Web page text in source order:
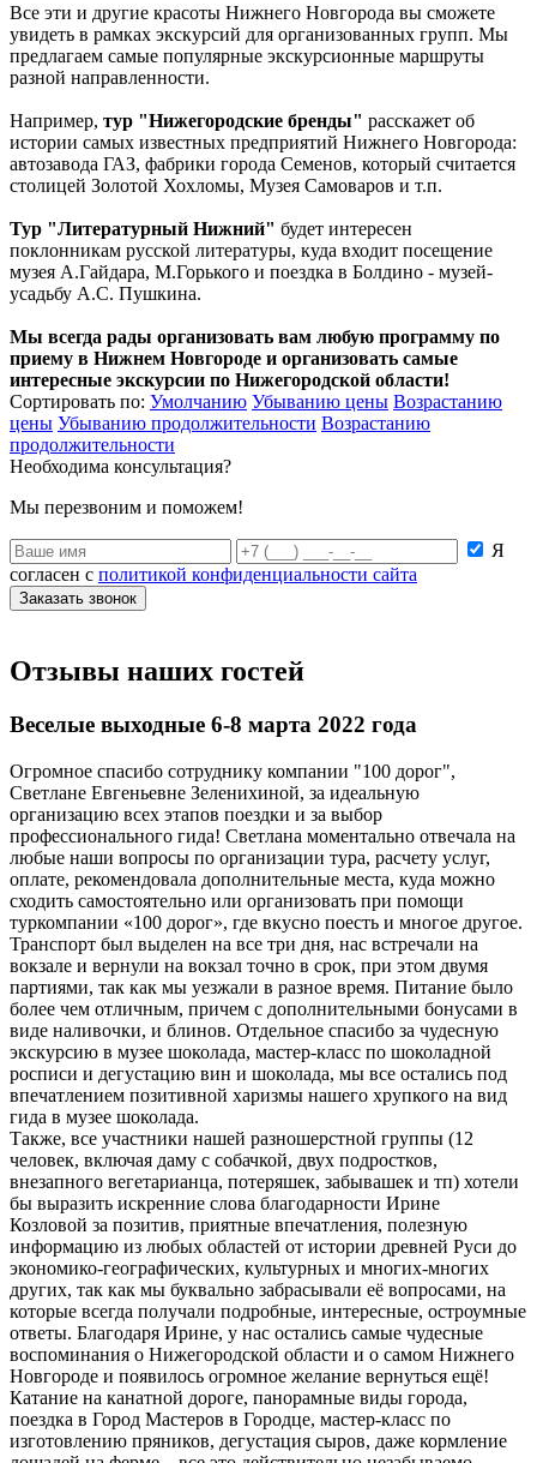
Все эти и другие красоты Нижнего Новгорода вы сможете
увидеть в рамках экскурсий для организованных групп. Мы
предлагаем самые популярные экскурсионные маршруты
разной направленности.
Например, тур "Нижегородские бренды" расскажет об
истории самых известных предприятий Нижнего Новгорода:
автозавода ГАЗ, фабрики города Семенов, который считается
столицей Золотой Хохломы, Музея Самоваров и т.п.
Тур "Литературный Нижний" будет интересен
поклонникам русской литературы, куда входит посещение
музея А.Гайдара, М.Горького и поездка в Болдино - музей-
усадьбу А.С. Пушкина.
Мы всегда рады организовать вам любую программу по
приему в Нижнем Новгороде и организовать самые
интересные экскурсии по Нижегородской области!
Сортировать по: Умолчанию Убыванию цены Возрастанию
цены Убыванию продолжительности Возрастанию
продолжительности
Необходима консультация?
Мы перезвоним и поможем!
Я
согласен с политикой конфиденциальности сайта
Заказать звонок
Отзывы наших гостей
Веселые выходные 6-8 марта 2022 года
Огромное спасибо сотруднику компании "100 дорог",
Светлане Евгеньевне Зеленихиной, за идеальную
организацию всех этапов поездки и за выбор
профессионального гида! Светлана моментально отвечала на
любые наши вопросы по организации тура, расчету услуг,
оплате, рекомендовала дополнительные места, куда можно
сходить самостоятельно или организовать при помощи
туркомпании «100 дорог», где вкусно поесть и многое другое.
Транспорт был выделен на все три дня, нас встречали на
вокзале и вернули на вокзал точно в срок, при этом двумя
партиями, так как мы уезжали в разное время. Питание было
более чем отличным, причем с дополнительными бонусами в
виде наливочки, и блинов. Отдельное спасибо за чудесную
экскурсию в музее шоколада, мастер-класс по шоколадной
росписи и дегустацию вин и шоколада, мы все остались под
впечатлением позитивной харизмы нашего хрупкого на вид
гида в музее шоколада.
Также, все участники нашей разношерстной группы (12
человек, включая даму с собачкой, двух подростков,
внезапного вегетарианца, потеряшек, забывашек и тп) хотели
бы выразить искренние слова благодарности Ирине
Козловой за позитив, приятные впечатления, полезную
информацию из любых областей от истории древней Руси до
экономико-географических, культурных и многих-многих
других, так как мы буквально забрасывали её вопросами, на
которые всегда получали подробные, интересные, остроумные
ответы. Благодаря Ирине, у нас остались самые чудесные
воспоминания о Нижегородской области и о самом Нижнего
Новгороде и появилось огромное желание вернуться ещё!
Катание на канатной дороге, панорамные виды города,
поездка в Город Мастеров в Городце, мастер-класс по
изготовлению пряников, дегустация сыров, даже кормление